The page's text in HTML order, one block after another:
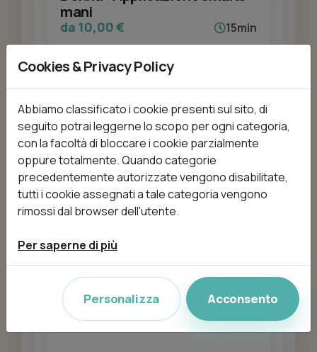
mani
da 10,00 € 15min
Donna - Applicazione smalto
piedi
da 12,00 € 20min
Donna - Ceretta Ascelle
da 12,00 € 15min
Cookies & Privacy Policy
Abbiamo classificato i cookie presenti sul sito, di
seguito potrai leggerne lo scopo per ogni categoria,
con la facoltà di bloccare i cookie parzialmente
oppure totalmente. Quando categorie
precedentemente autorizzate vengono disabilitate,
tutti i cookie assegnati a tale categoria vengono
rimossi dal browser dell'utente.
Per saperne di più
Personalizza Acconsento